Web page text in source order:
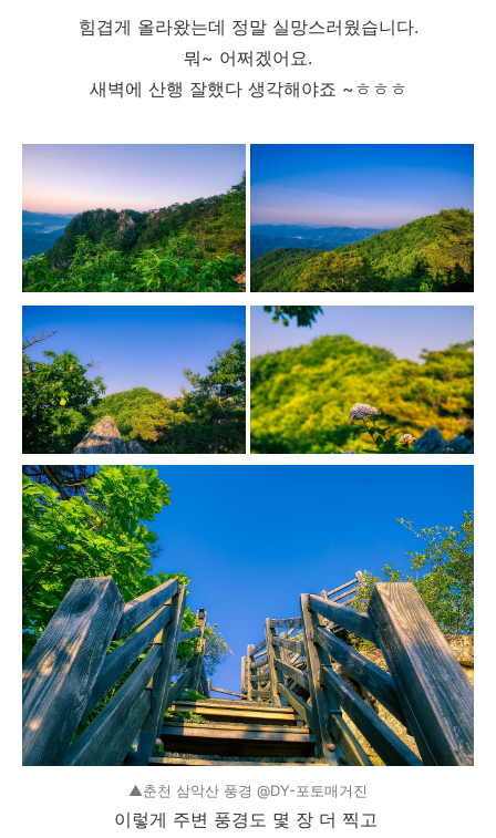
힘겹게 올라왔는데 정말 실망스러웠습니다.
뭐~ 어쩌겠어요.
새벽에 산행 잘했다 생각해야죠 ~ㅎㅎㅎ
▲춘천 삼악산 풍경 @DY-포토매거진
이렇게 주변 풍경도 몇 장 더 찍고